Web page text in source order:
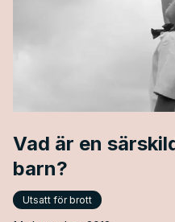
Vad är en
barn?
Utsatt för brott